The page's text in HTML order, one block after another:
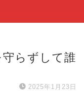
守らずして誰
2025年1月23日